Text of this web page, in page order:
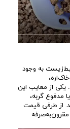
به وجود
یکی از معایب این
مدفوع گربه،
از طرفی قیمت